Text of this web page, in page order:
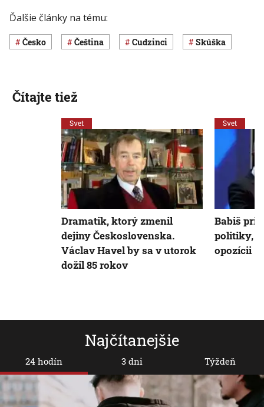
Ďalšie články na tému:
Česko čeština cudzinci skúška
Najčítanejšie
24 hodín 3 dni Týždeň
Čítajte tiež
Svet
Dramatik, ktorý zmenil
dejiny Československa.
Václav Havel by sa v utorok
dožil 85 rokov
Svet
Babiš
politiky,
opozícii